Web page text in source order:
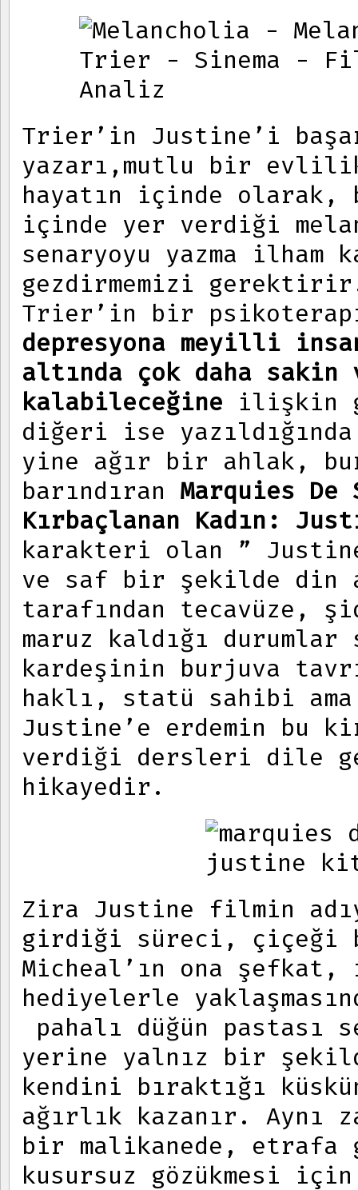
Trier’in Justine’i
yazarı,mutlu bir
hayatın içinde olarak,
içinde yer verdiği
senaryoyu yazma ilham
gezdirmemizi
Trier’in bir
depresyona meyilli
altında çok daha sakin
kalabileceğine ilişkin
diğeri ise
yine ağır bir ahlak,
barındıran Marquies De
Kırbaçlanan Kadın:
karakteri olan ”
ve saf bir şekilde din
tarafından tecavüze,
maruz kaldığı
kardeşinin burjuva
haklı, statü sahibi
Justine’e erdemin bu
verdiği dersleri dile
hikayedir.
Zira Justine filmin
girdiği süreci, çiçeği
Micheal’ın ona
hediyelerle
pahalı düğün pastası
yerine yalnız bir
kendini bıraktığı
ağırlık kazanır. Aynı
bir malikanede,
kusursuz gözükmesi